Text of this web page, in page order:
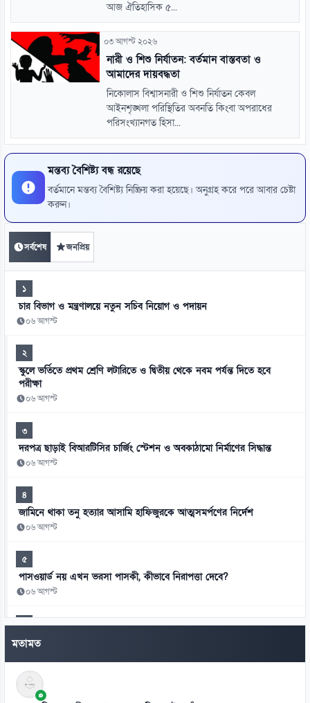
আজ ঐতিহাসিক ৫...
০৩ আগস্ট ২০২৬
নারী ও শিশু নির্যাতন: বর্তমান বাস্তবতা ও
আমাদের দায়বদ্ধতা
নিকোলাস বিশ্বাসনারী ও শিশু নির্যাতন কেবল
আইনশৃঙ্খলা পরিস্থিতির অবনতি কিংবা অপরাধের
পরিসংখ্যানগত হিসা...
মন্তব্য বৈশিষ্ট্য বন্ধ রয়েছে
বর্তমানে মন্তব্য বৈশিষ্ট্য নিষ্ক্রিয় করা হয়েছে। অনুগ্রহ করে পরে আবার চেষ্টা
করুন।
সর্বশেষ জনপ্রিয়
১
চার বিভাগ ও মন্ত্রণালয়ে নতুন সচিব নিয়োগ ও পদায়ন
০৬ আগস্ট
২
স্কুলে ভর্তিতে প্রথম শ্রেণি লটারিতে ও দ্বিতীয় থেকে নবম পর্যন্ত দিতে হবে
পরীক্ষা
০৬ আগস্ট
৩
দরপত্র ছাড়াই বিআরটিসির চার্জিং স্টেশন ও অবকাঠামো নির্মাণের সিদ্ধান্ত
০৬ আগস্ট
৪
জামিনে থাকা তনু হত্যার আসামি হাফিজুরকে আত্মসমর্পণের নির্দেশ
০৬ আগস্ট
৫
পাসওয়ার্ড নয় এখন ভরসা পাসকী, কীভাবে নিরাপত্তা দেবে?
০৬ আগস্ট
৬
ভিনিসিয়ুসকে ‘হুমকি’ দিয়ে সুর নরম রিয়ালের, আর্সেনালের নতুন প্রস্তাব
৭
মতামত